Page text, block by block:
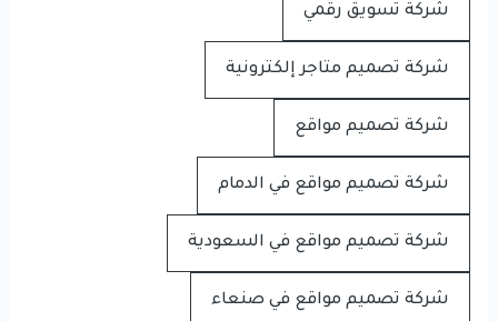
شركة تسويق رقمي
شركة تصميم متاجر إلكترونية
شركة تصميم مواقع
شركة تصميم مواقع في الدمام
شركة تصميم مواقع في السعودية
شركة تصميم مواقع في صنعاء